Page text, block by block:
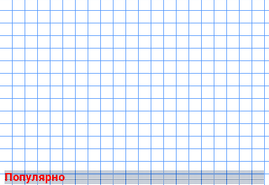
Популярно